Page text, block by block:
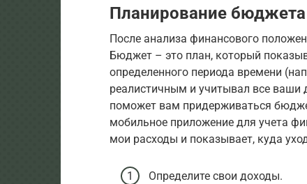
Планирование бюджета
После анализа финансового
Бюджет – это план, который
определенного периода времени
реалистичным и учитывал все ваши
поможет вам придерживаться
мобильное приложение для учета
мои расходы и показывает, куда
Определите свои доходы.